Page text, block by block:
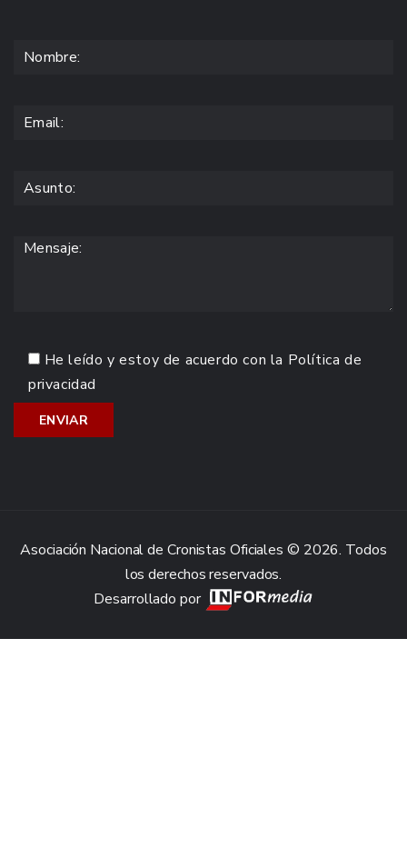
He leído y estoy de acuerdo con la Política de
privacidad
Asociación Nacional de Cronistas Oficiales © 2026. Todos
los derechos reservados.
Desarrollado por